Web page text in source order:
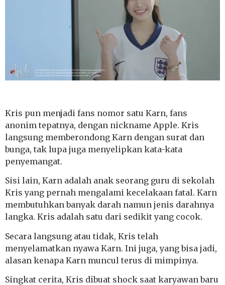
Kris pun menjadi fans nomor satu Karn, fans
anonim tepatnya, dengan nickname Apple. Kris
langsung memberondong Karn dengan surat dan
bunga, tak lupa juga menyelipkan kata-kata
penyemangat.
Sisi lain, Karn adalah anak seorang guru di sekolah
Kris yang pernah mengalami kecelakaan fatal. Karn
membutuhkan banyak darah namun jenis darahnya
langka. Kris adalah satu dari sedikit yang cocok.
Secara langsung atau tidak, Kris telah
menyelamatkan nyawa Karn. Ini juga, yang bisa jadi,
alasan kenapa Karn muncul terus di mimpinya.
Singkat cerita, Kris dibuat shock saat karyawan baru